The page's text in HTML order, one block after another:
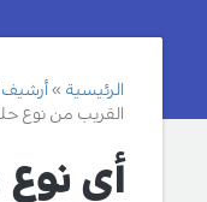
الرئيسية أرشيف
القريب من نوع
أي